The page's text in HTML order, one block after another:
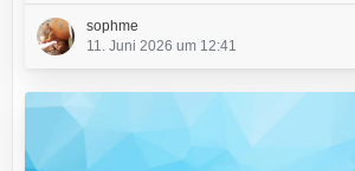
sophme
11. Juni 2026 um 12:41